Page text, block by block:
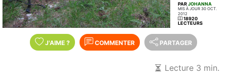
PARJOHANNA
MIS À JOUR 30 OCT.
2012
18920
LECTEURS
J'AIME ? COMMENTER PARTAGER
Lecture 3 min.